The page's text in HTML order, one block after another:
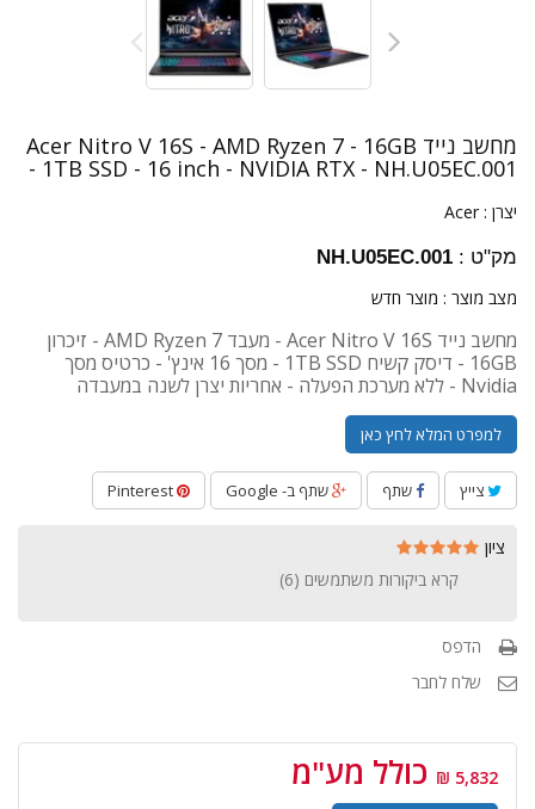
מחשב נייד Acer Nitro V 16S - AMD Ryzen 7 - 16GB
- 1TB SSD - 16 inch - NVIDIA RTX - NH.U05EC.001
יצרן : Acer
מק"ט : NH.U05EC.001
מצב מוצר : מוצר חדש
מחשב נייד Acer Nitro V 16S - מעבד AMD Ryzen 7 - זיכרון
16GB - דיסק קשיח 1TB SSD - מסך 16 אינץ' - כרטיס מסך
Nvidia - ללא מערכת הפעלה - אחריות יצרן לשנה במעבדה
למפרט המלא לחץ כאן
צייץ שתף שתף ב- Google
ציון
קרא ביקורות משתמשים (6
)
הדפס
שלח לחבר
5,832 ₪ כולל מע"מ